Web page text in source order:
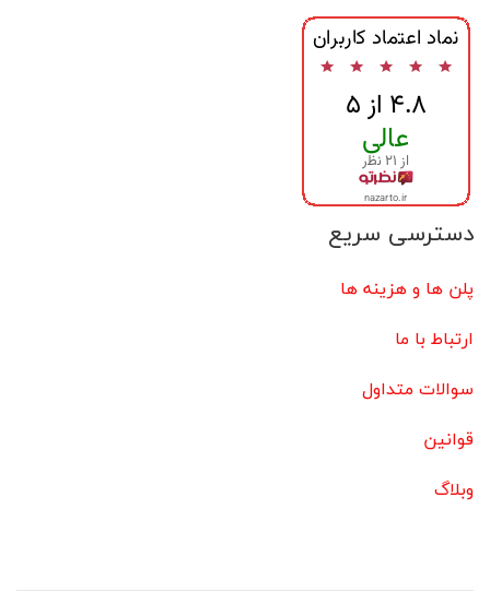
دسترسی سریع
پلن ها و هزینه ها
ارتباط با ما
سوالات متداول
قوانین
وبلاگ